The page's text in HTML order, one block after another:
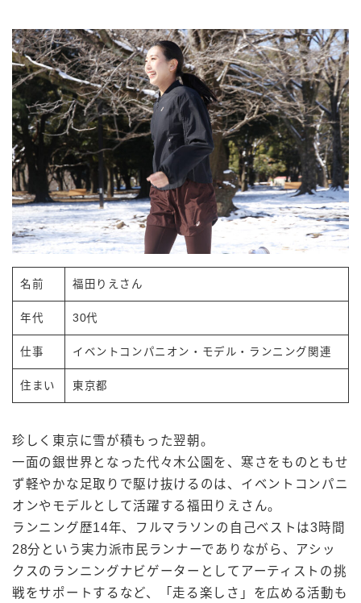
名前 福田りえさん
年代 30代
仕事 イベントコンパニオン・モデル・ランニング関連
住まい 東京都
珍しく東京に雪が積もった翌朝。
一面の銀世界となった代々木公園を、寒さをものともせ
ず軽やかな足取りで駆け抜けるのは、イベントコンパニ
オンやモデルとして活躍する福田りえさん。
ランニング歴14年、フルマラソンの自己ベストは3時間
28分という実力派市民ランナーでありながら、アシッ
クスのランニングナビゲーターとしてアーティストの挑
戦をサポートするなど、「走る楽しさ」を広める活動も